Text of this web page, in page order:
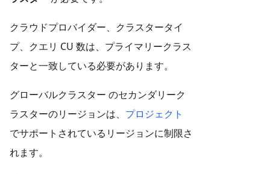
クラウドプロバイダー、クラスタータイ
プ、クエリ CU 数は、プライマリークラス
ターと一致している必要があります。
グローバルクラスター のセカンダリーク
ラスターのリージョンは、 プロジェクト
でサポートされているリージョンに制限さ
れます。